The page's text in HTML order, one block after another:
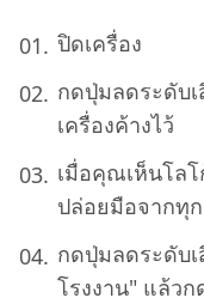
ปิดเครื่อง
กดปุ่มลดระดับ
เครื่องค้างไว้
เมื่อคุณเห็นโล
ปล่อยมือจากทุ
กดปุ่มลดระดับเ
โรงงาน" แล้วก